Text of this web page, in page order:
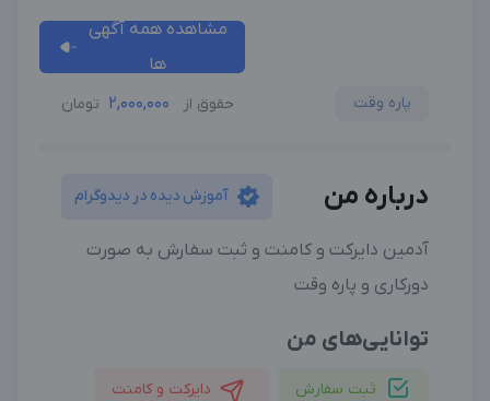
مشاهده همه آگهی
ها
پاره وقت حقوق از 2,000,000 تومان
درباره من آموزش دیده در دیدوگرام
آدمین دایرکت و کامنت و ثبت سفارش به صورت
دورکاری و پاره وقت
توانایی‌های من
ثبت سفارش دایرکت و کامنت